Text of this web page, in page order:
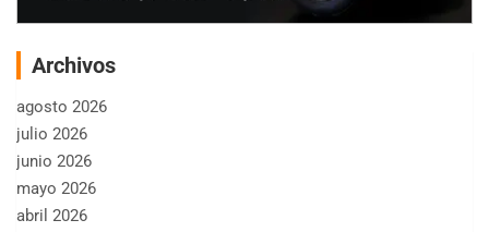
Archivos
agosto 2026
julio 2026
junio 2026
mayo 2026
abril 2026